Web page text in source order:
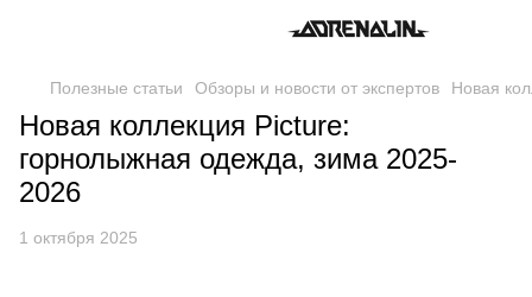
Полезные статьи Обзоры и новости от экспертов Новая
Новая коллекция Picture:
горнолыжная одежда, зима 2025-
2026
1 октября 2025